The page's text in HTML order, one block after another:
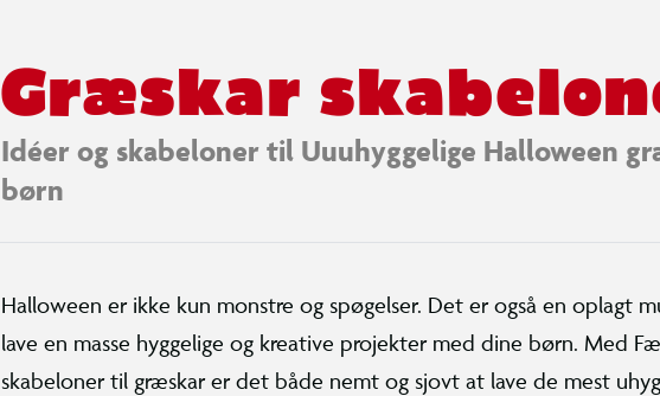
Græskar
Idéer og skabeloner til Uuuhyggelige Halloween
børn
Halloween er ikke kun monstre og spøgelser. Det er også en oplagt
lave en masse hyggelige og kreative projekter med dine børn. Med
skabeloner til græskar er det både nemt og sjovt at lave de mest